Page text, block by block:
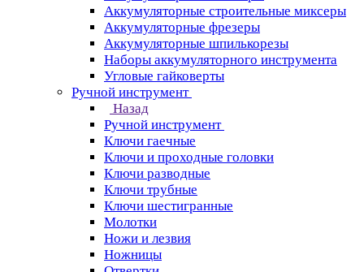
Аккумуляторные строительные миксеры
Аккумуляторные фрезеры
Аккумуляторные шпилькорезы
Наборы аккумуляторного инструмента
Угловые гайковерты
Ручной инструмент
Назад
Ручной инструмент
Ключи гаечные
Ключи и проходные головки
Ключи разводные
Ключи трубные
Ключи шестигранные
Молотки
Ножи и лезвия
Ножницы